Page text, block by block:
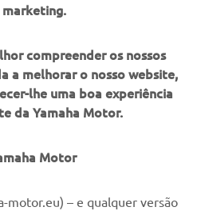
introduced 2024 models is
closely with dealers to
their business over the
above, the effect on
and customers throughout
compreender os nossos
a melhorar o nosso website,
lhe uma boa experiência
da Yamaha Motor.
Motor
motor.eu) – e qualquer versão